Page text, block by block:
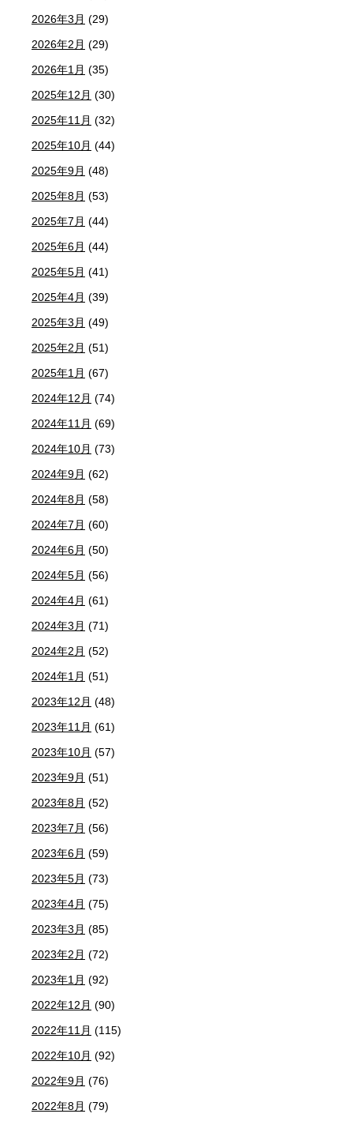
2026年3月 (29)
2026年2月 (29)
2026年1月 (35)
2025年12月 (30)
2025年11月 (32)
2025年10月 (44)
2025年9月 (48)
2025年8月 (53)
2025年7月 (44)
2025年6月 (44)
2025年5月 (41)
2025年4月 (39)
2025年3月 (49)
2025年2月 (51)
2025年1月 (67)
2024年12月 (74)
2024年11月 (69)
2024年10月 (73)
2024年9月 (62)
2024年8月 (58)
2024年7月 (60)
2024年6月 (50)
2024年5月 (56)
2024年4月 (61)
2024年3月 (71)
2024年2月 (52)
2024年1月 (51)
2023年12月 (48)
2023年11月 (61)
2023年10月 (57)
2023年9月 (51)
2023年8月 (52)
2023年7月 (56)
2023年6月 (59)
2023年5月 (73)
2023年4月 (75)
2023年3月 (85)
2023年2月 (72)
2023年1月 (92)
2022年12月 (90)
2022年11月 (115)
2022年10月 (92)
2022年9月 (76)
2022年8月 (79)